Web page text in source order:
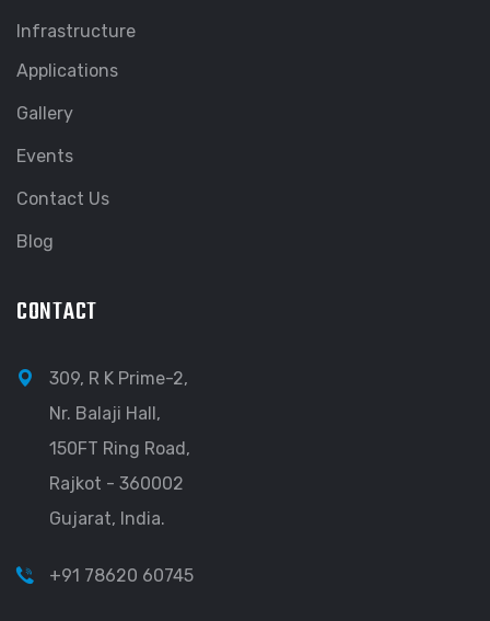
Infrastructure
Applications
Gallery
Events
Contact Us
Blog
CONTACT
309, R K Prime-2,
Nr. Balaji Hall,
150FT Ring Road,
Rajkot - 360002
Gujarat, India.
+91 78620 60745